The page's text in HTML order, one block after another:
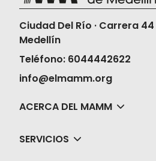
Ciudad Del Río · Carrera 44
Medellín
Teléfono: 6044442622
info@elmamm.org
ACERCA DEL MAMM
SERVICIOS